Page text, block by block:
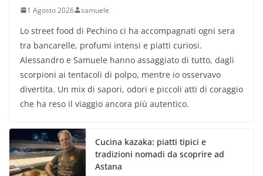
1 Agosto 2026 samuele
Lo street food di Pechino ci ha accompagnati ogni sera
tra bancarelle, profumi intensi e piatti curiosi.
Alessandro e Samuele hanno assaggiato di tutto, dagli
scorpioni ai tentacoli di polpo, mentre io osservavo
divertita. Un mix di sapori, odori e piccoli atti di coraggio
che ha reso il viaggio ancora più autentico.
Cucina kazaka: piatti tipici e
tradizioni nomadi da scoprire ad
Astana